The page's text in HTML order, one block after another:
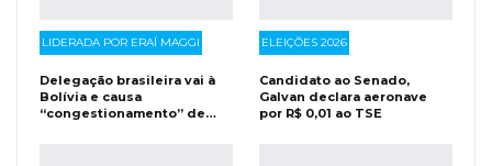
LIDERADA POR ERAÍ MAGGI
Delegação brasileira vai à
Bolívia e causa
“congestionamento” de…
ELEIÇÕES 2026
Candidato ao Senado,
Galvan declara aeronave
por R$ 0,01 ao TSE